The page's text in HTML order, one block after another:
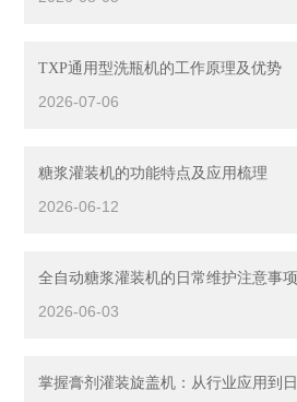
TXP通用型洗瓶机的工作原理及优势
2026-07-06
糖浆灌装机的功能特点及应用梳理
2026-06-12
全自动糖浆灌装机的日常维护注意事项
2026-06-03
掌握膏剂灌装旋盖机：从行业应用到